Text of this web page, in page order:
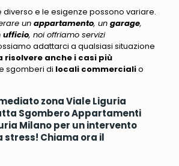
e le esigenze possono variare.
un appartamento, un garage,
ufficio, noi offriamo servizi
adattarci a qualsiasi situazione
risolvere anche i casi più
sgomberi di locali commercialio
zona Viale Liguria
Sgombero Appartamenti
Milano per un intervento
stress! Chiama ora il